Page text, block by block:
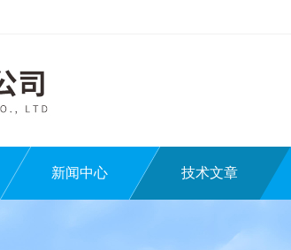
新闻中心 技术文章